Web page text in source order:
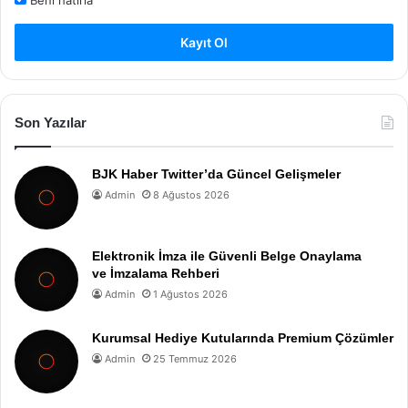
Kayıt Ol
Son Yazılar
BJK Haber Twitter’da Güncel Gelişmeler
Admin 8 Ağustos 2026
Elektronik İmza ile Güvenli Belge Onaylama
ve İmzalama Rehberi
Admin 1 Ağustos 2026
Kurumsal Hediye Kutularında Premium Çözümler
Admin 25 Temmuz 2026